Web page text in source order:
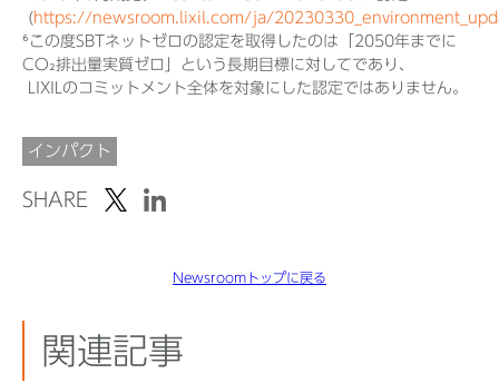
(https://newsroom.lixil.com/ja/
⁶この度SBTネットゼロの認定を取得したのは「2050年までに
CO₂排出量実質ゼロ」という長期目標に対してであり、
LIXILのコミットメント全体を対象にした認定ではありません。
インパクト
SHARE
Newsroomトップに戻る
関連記事